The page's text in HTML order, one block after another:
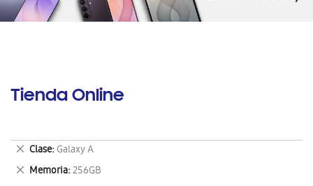
Tienda Online
Clase Galaxy A
Eliminar
este
artículo
Memoria 256GB
Eliminar